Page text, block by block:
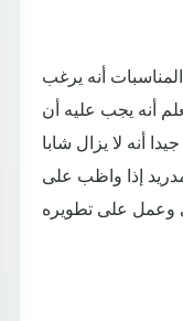
أنه يرغب
أنه يجب عليه أن
أنه لا يزال شابا
إذا واظب على